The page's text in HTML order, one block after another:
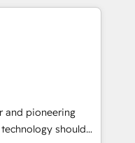
across modern
our team
with real
consultants have
us a practical
operators need
evolve. Since
and pioneering